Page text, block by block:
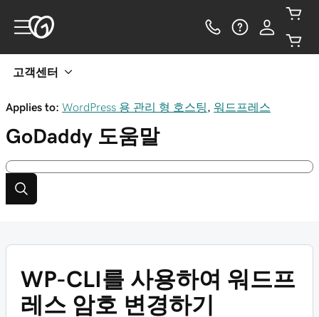
고객센터
Applies to: WordPress 용 관리 형 호스팅 워드프레스
GoDaddy 도움말
WP-CLI를 사용하여 워드프
레스 암호 변경하기